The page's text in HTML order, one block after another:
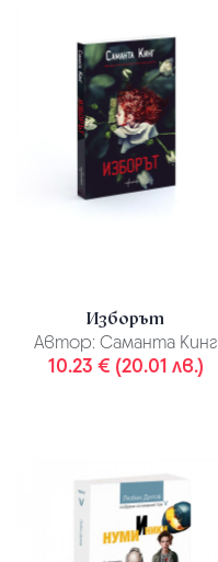
Изборът
Автор: Саманта Кинг
10.23 € (20.01 лв.)